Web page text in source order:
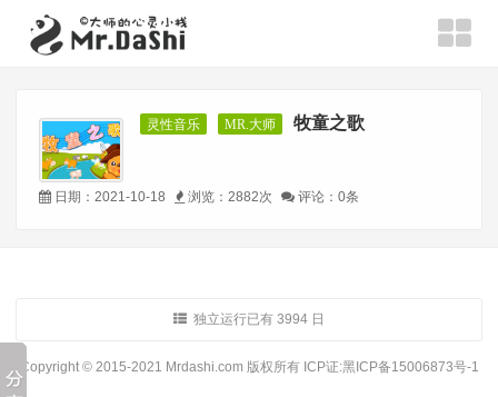
灵性音乐 MR.大师 牧童之歌
日期：2021-10-18 浏览：2882次 评论：0条
独立运行已有 3994 日
Copyright © 2015-2021 Mrdashi.com 版权所有 ICP证:黑ICP备15006873号-1